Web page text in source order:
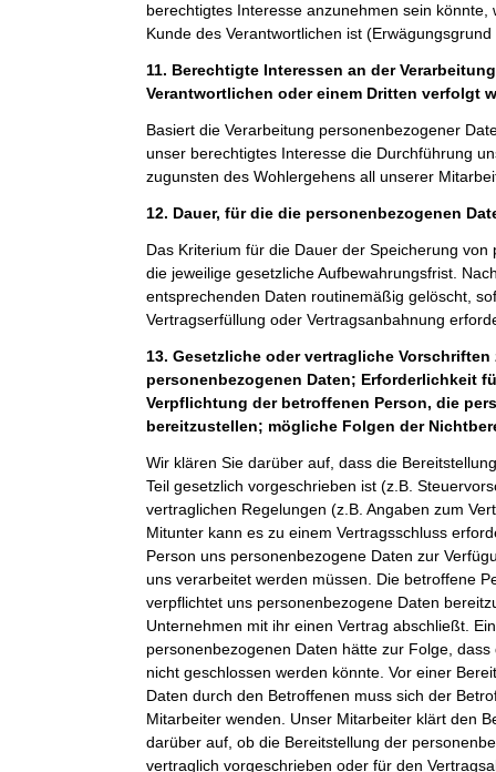
berechtigtes Interesse anzunehmen sein
Kunde des Verantwortlichen ist
11. Berechtigte Interessen an der
Verantwortlichen oder einem Dritten verfolgt
Basiert die Verarbeitung personenbezogener
unser berechtigtes Interesse die Durchführung
zugunsten des Wohlergehens all unserer
12. Dauer, für die die personenbezogenen
Das Kriterium für die Dauer der Speicherung
die jeweilige gesetzliche Aufbewahrungsfrist.
entsprechenden Daten routinemäßig gelöscht,
Vertragserfüllung oder Vertragsanbahnung
13. Gesetzliche oder vertragliche
personenbezogenen Daten; Erforderlichkeit
Verpflichtung der betroffenen Person, die
bereitzustellen; mögliche Folgen der
Wir klären Sie darüber auf, dass die
Teil gesetzlich vorgeschrieben ist (z.B.
vertraglichen Regelungen (z.B. Angaben zum
Mitunter kann es zu einem Vertragsschluss
Person uns personenbezogene Daten zur
uns verarbeitet werden müssen. Die betroffene
verpflichtet uns personenbezogene Daten
Unternehmen mit ihr einen Vertrag abschließt.
personenbezogenen Daten hätte zur Folge,
nicht geschlossen werden könnte. Vor einer
Daten durch den Betroffenen muss sich der
Mitarbeiter wenden. Unser Mitarbeiter klärt den
darüber auf, ob die Bereitstellung der
vertraglich vorgeschrieben oder für den